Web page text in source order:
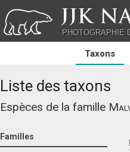
JJK
PHOTOGRAPHIE
Taxons
Liste des taxons
Espèces de la famille
Familles